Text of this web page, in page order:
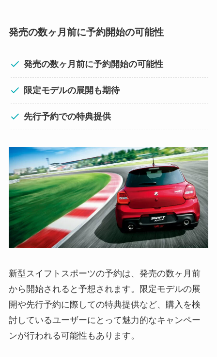
発売の数ヶ月前に予約開始の可能性
発売の数ヶ月前に予約開始の可能性
限定モデルの展開も期待
先行予約での特典提供
新型スイフトスポーツの予約は、発売の数ヶ月前
から開始されると予想されます。限定モデルの展
開や先行予約に際しての特典提供など、購入を検
討しているユーザーにとって魅力的なキャンペー
ンが行われる可能性もあります。